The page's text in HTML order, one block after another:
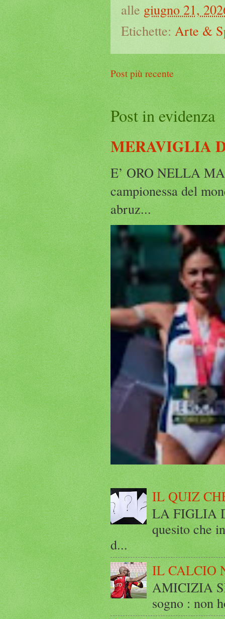
alle giugno 21,
Etichette: Arte &
Post più recente
Post in evidenza
MERAVIGLIA
E’ ORO NELLA
campionessa del
abruz...
IL QUIZ
LA FIGLIA
quesito che
d...
IL CALCIO
AMICIZIA
sogno : non